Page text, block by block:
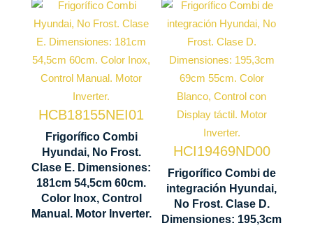
HCB18155NEI01
Frigorífico Combi
Hyundai, No Frost.
Clase E. Dimensiones:
181cm 54,5cm 60cm.
Color Inox, Control
Manual. Motor Inverter.
Tecnología
No Frost
Motor
Inverter
Control
Manual
Cajón
Control
humedad
1810 x 545
x 600 mm
HCI19469ND00
Frigorífico Combi de
integración Hyundai,
No Frost. Clase D.
Dimensiones: 195,3cm
Tecnología
No Frost
Ventilación
Multi Air
Flow
Inverter
Control
Display
LED táctil